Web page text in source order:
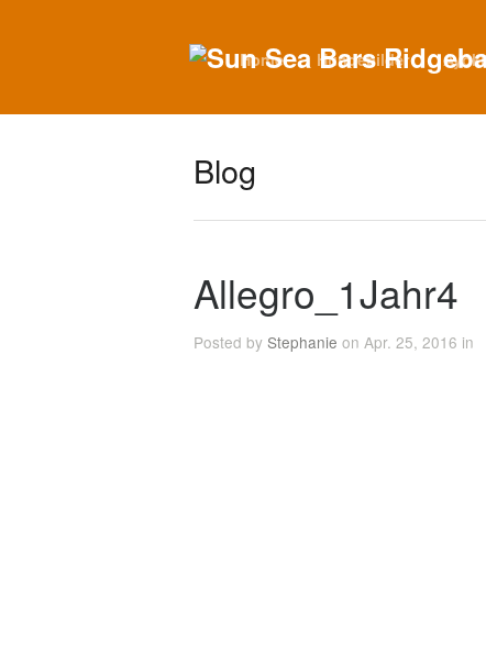
Home Hundebilder Ayoki
Blog
Allegro_1Jahr4
Posted by Stephanie on Apr. 25, 2016 in